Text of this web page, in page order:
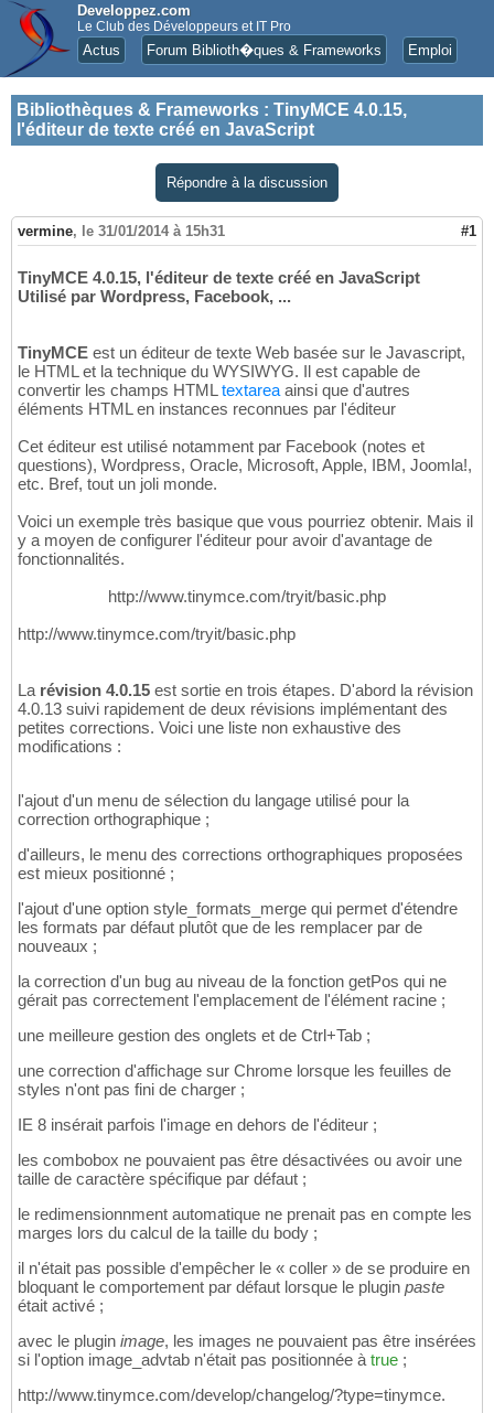
Developpez.com
Le Club des Développeurs et IT Pro
Actus Forum Biblioth�ques & Frameworks Emploi
Bibliothèques & Frameworks : TinyMCE 4.0.15,
l'éditeur de texte créé en JavaScript
Répondre à la discussion
vermine, le 31/01/2014 à 15h31 #1
TinyMCE 4.0.15, l'éditeur de texte créé en JavaScript
Utilisé par Wordpress, Facebook, ...
TinyMCE est un éditeur de texte Web basée sur le Javascript,
le HTML et la technique du WYSIWYG. Il est capable de
convertir les champs HTML textarea ainsi que d'autres
éléments HTML en instances reconnues par l'éditeur
Cet éditeur est utilisé notamment par Facebook (notes et
questions), Wordpress, Oracle, Microsoft, Apple, IBM, Joomla!,
etc. Bref, tout un joli monde.
Voici un exemple très basique que vous pourriez obtenir. Mais il
y a moyen de configurer l'éditeur pour avoir d'avantage de
fonctionnalités.
http://www.tinymce.com/tryit/basic.php
http://www.tinymce.com/tryit/basic.php
La révision 4.0.15 est sortie en trois étapes. D'abord la révision
4.0.13 suivi rapidement de deux révisions implémentant des
petites corrections. Voici une liste non exhaustive des
modifications :
l'ajout d'un menu de sélection du langage utilisé pour la
correction orthographique ;
d'ailleurs, le menu des corrections orthographiques proposées
est mieux positionné ;
l'ajout d'une option style_formats_merge qui permet d'étendre
les formats par défaut plutôt que de les remplacer par de
nouveaux ;
la correction d'un bug au niveau de la fonction getPos qui ne
gérait pas correctement l'emplacement de l'élément racine ;
une meilleure gestion des onglets et de Ctrl+Tab ;
une correction d'affichage sur Chrome lorsque les feuilles de
styles n'ont pas fini de charger ;
IE 8 insérait parfois l'image en dehors de l'éditeur ;
les combobox ne pouvaient pas être désactivées ou avoir une
taille de caractère spécifique par défaut ;
le redimensionnment automatique ne prenait pas en compte les
marges lors du calcul de la taille du body ;
il n'était pas possible d'empêcher le « coller » de se produire en
bloquant le comportement par défaut lorsque le plugin paste
était activé ;
avec le plugin image, les images ne pouvaient pas être insérées
si l'option image_advtab n'était pas positionnée à true ;
http://www.tinymce.com/develop/changelog/?type=tinymce.